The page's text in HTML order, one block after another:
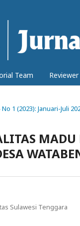
Team Reviewer
No 1 (2023): Januari-Juli
MADU
Sulawesi Tenggara